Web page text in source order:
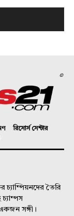
©
রিসোর্স সেন্টার
তৈরি
সঙ্গী।